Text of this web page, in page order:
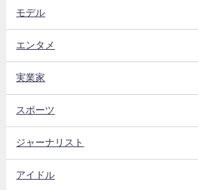
モデル
エンタメ
実業家
スポーツ
ジャーナリスト
アイドル